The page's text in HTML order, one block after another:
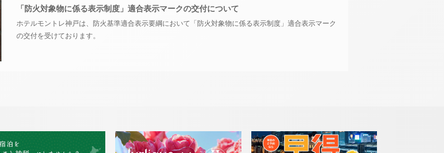
「防火対象物に係る表示制度」適合表示マークの交付について
ホテルモントレ神戸は、防火基準適合表示要綱において「防火対象物に係る表示制度」適合表示マーク
の交付を受けております。